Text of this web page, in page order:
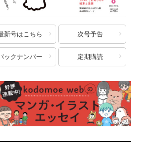
新号はこちら 次号予告
ックナンバー 定期購読